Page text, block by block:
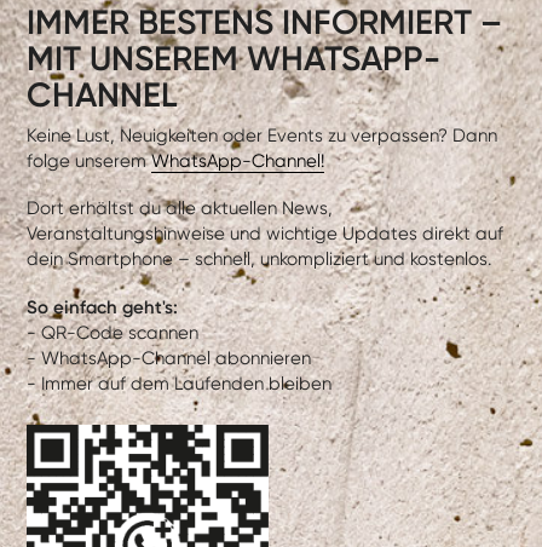
IMMER BESTENS INFORMIERT –
MIT UNSEREM WHATSAPP-
CHANNEL
Keine Lust, Neuigkeiten oder Events zu verpassen? Dann
folge unseremWhatsApp-Channel!
Dort erhältst du alle aktuellen News,
Veranstaltungshinweise und wichtige Updates direkt auf
dein Smartphone – schnell, unkompliziert und kostenlos.
So einfach geht's:
- QR-Code scannen
- WhatsApp-Channel abonnieren
- Immer auf dem Laufenden bleiben